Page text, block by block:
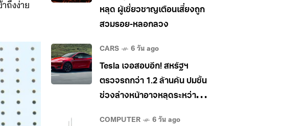
หลุด ผู้เชี่ยวชาญเตือนเสี่ยงถูก
สวมรอย-หลอกลวง
CARS 6 วัน ago
Tesla เจอสอบอีก! สหรัฐฯ
ตรวจรถกว่า 1.2 ล้านคัน ปมชิ้น
ช่วงล่างหน้าอาจหลุดระหว่าง
COMPUTER 6 วัน ago